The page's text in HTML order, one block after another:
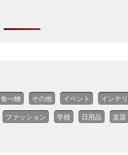
食べ物 その他 イベント インテ
ファッション 学校 日用品 楽器